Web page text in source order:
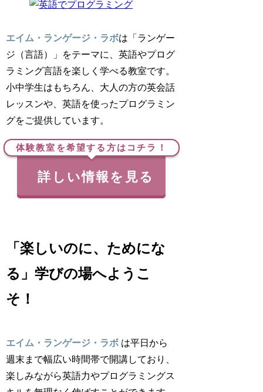
エイム・ランゲージ・ラボは「ランゲー
ジ（言語）」をテーマに、英語やプログ
ラミング言語を楽しく学べる教室です。
小中学生はもちろん、大人の方の英会話
レッスンや、英語を使ったプログラミン
グをご提供しています。
体験教室を希望する方はコチラ！
詳しい情報を見る
「楽しいのに、ためにな
る」学びの場へようこ
そ！
エイム・ランゲージ・ラボ は平日から
週末まで幅広い時間帯で開講しており、
楽しみながら英語力やプログラミングス